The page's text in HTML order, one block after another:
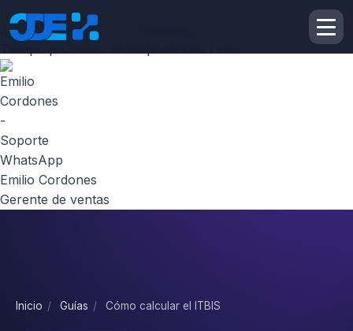
Inicie la conversación
¡Hola! Escribenos por
Emilio Cordones
Gerente de ventas
Inicio / Guías / Cómo calcular el ITBIS